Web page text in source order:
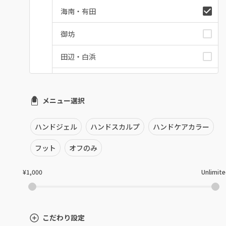
海南・有田
御坊
田辺・白浜
和歌山県その他
メニュー選択
ハンドジェル ハンドスカルプ ハンドケアカラー
フット オフのみ
¥1,000
こだわり設定